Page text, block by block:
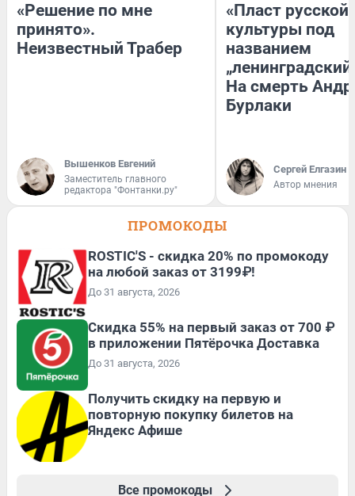
«Решение по мне
принято».
Неизвестный Трабер
Вышенков Евгений
Заместитель главного
редактора "Фонтанки.ру"
«Пласт русской
культуры под
названием
На смерть
Бурлаки
Сергей Елгазин
Автор мнения
ПРОМОКОДЫ
ROSTIC'S - скидка 20% по промокоду
на любой заказ от 3199₽!
До 31 августа, 2026
Скидка 55% на первый заказ от 700 ₽
в приложении Пятёрочка Доставка
До 31 августа, 2026
Получить скидку на первую и
повторную покупку билетов на
Яндекс Афише
Все промокоды